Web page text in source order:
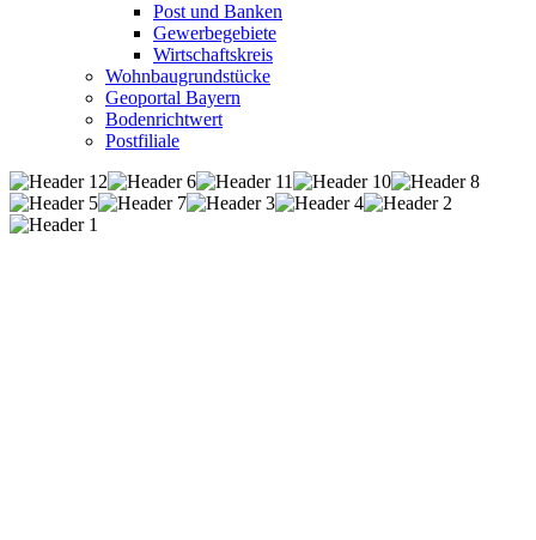
Post und Banken
Gewerbegebiete
Wirtschaftskreis
Wohnbaugrundstücke
Geoportal Bayern
Bodenrichtwert
Postfiliale